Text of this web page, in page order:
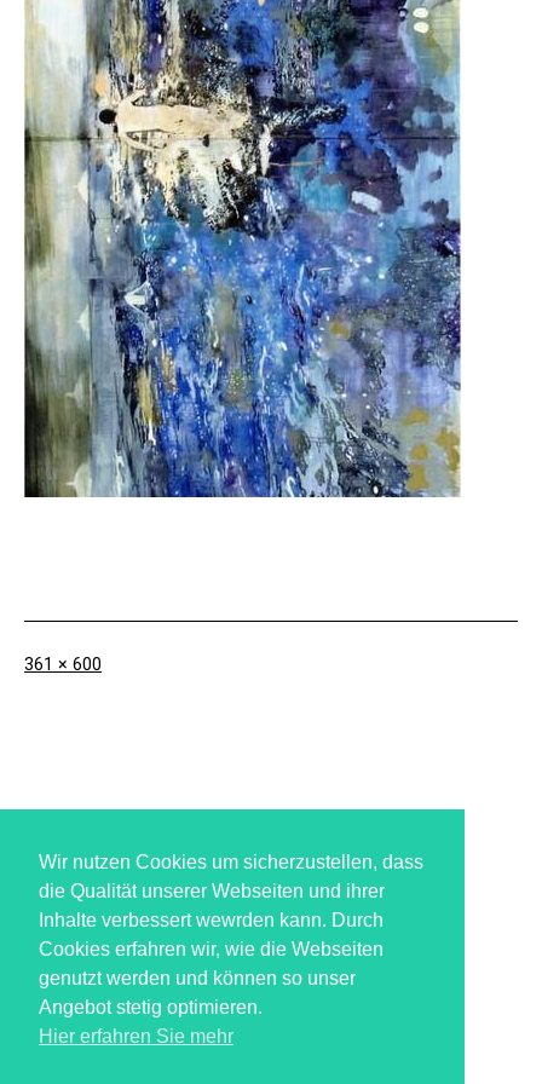
Originalgröße
361 × 600
Archives
Keine Archive zum Anzeigen.
Keine Kategorien
Wir nutzen Cookies um sicherzustellen, dass
die Qualität unserer Webseiten und ihrer
Inhalte verbessert wewrden kann. Durch
Cookies erfahren wir, wie die Webseiten
genutzt werden und können so unser
Angebot stetig optimieren.
Hier erfahren Sie mehr